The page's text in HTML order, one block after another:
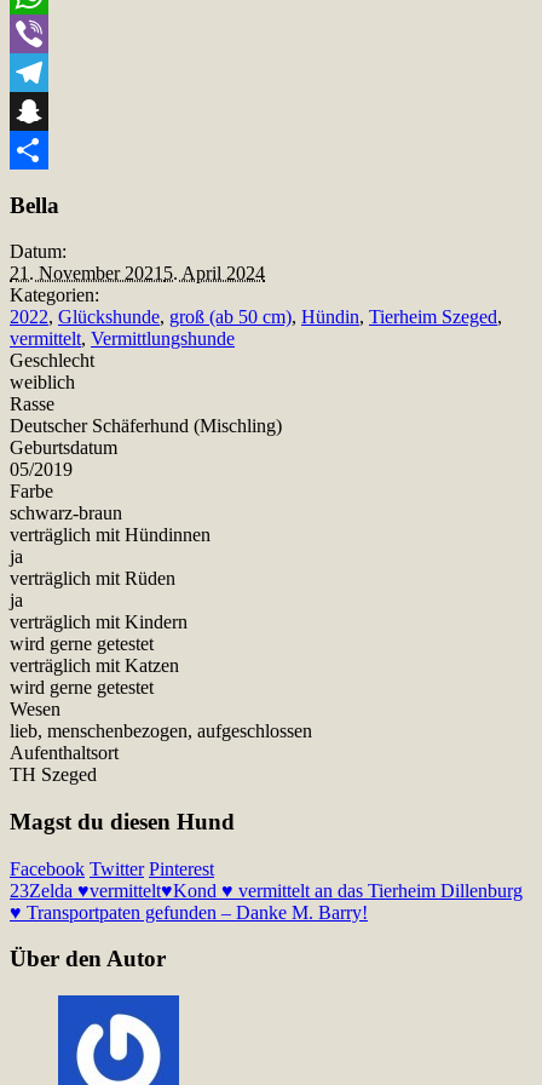
WhatsApp
Viber
Telegram
Snapchat
Bella
Datum:
21. November 2021 5. April 2024
Kategorien:
2022, Glückshunde, groß (ab 50 cm), Hündin, Tierheim Szeged,
vermittelt, Vermittlungshunde
Geschlecht
weiblich
Rasse
Deutscher Schäferhund (Mischling)
Geburtsdatum
05/2019
Farbe
schwarz-braun
verträglich mit Hündinnen
ja
verträglich mit Rüden
ja
verträglich mit Kindern
wird gerne getestet
verträglich mit Katzen
wird gerne getestet
Wesen
lieb, menschenbezogen, aufgeschlossen
Aufenthaltsort
TH Szeged
Magst du diesen Hund
Facebook Twitter Pinterest
23Zelda ♥vermittelt♥Kond ♥ vermittelt an das Tierheim Dillenburg
♥ Transportpaten gefunden – Danke M. Barry!
Über den Autor